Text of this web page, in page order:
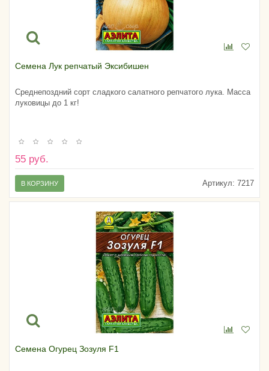
Семена Лук репчатый Эксибишен
Среднепоздний сорт сладкого салатного репчатого лука. Масса
луковицы до 1 кг!
55 руб.
Артикул: 7217
В КОРЗИНУ
Семена Огурец Зозуля F1